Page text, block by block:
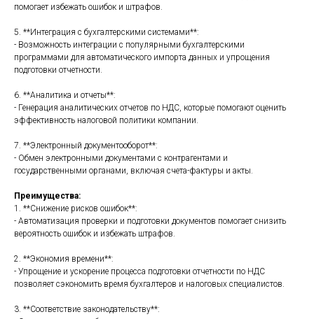
помогает избежать ошибок и штрафов.
5. **Интеграция с бухгалтерскими системами**:
- Возможность интеграции с популярными бухгалтерскими
программами для автоматического импорта данных и упрощения
подготовки отчетности.
6. **Аналитика и отчеты**:
- Генерация аналитических отчетов по НДС, которые помогают оценить
эффективность налоговой политики компании.
7. **Электронный документооборот**:
- Обмен электронными документами с контрагентами и
государственными органами, включая счета-фактуры и акты.
Преимущества:
1. **Снижение рисков ошибок**:
- Автоматизация проверки и подготовки документов помогает снизить
вероятность ошибок и избежать штрафов.
2. **Экономия времени**:
- Упрощение и ускорение процесса подготовки отчетности по НДС
позволяет сэкономить время бухгалтеров и налоговых специалистов.
3. **Соответствие законодательству**: